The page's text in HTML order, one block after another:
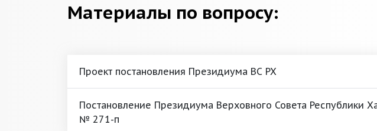
Материалы по вопросу:
Проект постановления Президиума ВС РХ
Постановление Президиума Верховного Совета Республики
№ 271-п